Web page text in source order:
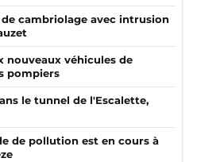
cambriolage avec intrusion
nouveaux véhicules de
pompiers
le tunnel de l'Escalette,
de pollution est en cours à